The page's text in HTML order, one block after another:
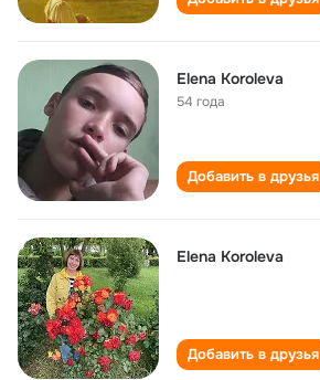
Elena Koroleva
54 года
Добавить в друзья
Elena Koroleva
Добавить в друзья